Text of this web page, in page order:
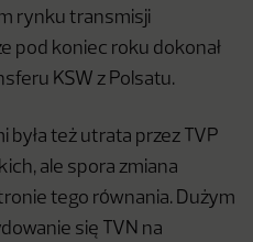
rynku transmisji
pod koniec roku dokonał
KSW z Polsatu.
też utrata przez TVP
ale spora zmiana
tego równania. Dużym
się TVN na